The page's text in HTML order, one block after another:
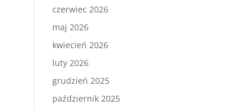
czerwiec 2026
maj 2026
kwiecień 2026
luty 2026
grudzień 2025
październik 2025